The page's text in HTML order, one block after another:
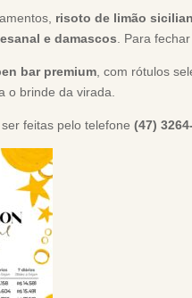
risoto de limão
e damascos . Para
bar premium, com rótulos
o brinde da virada.
feitas pelo telefone (47)